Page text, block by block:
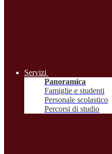
Servizi
Panoramica
Famiglie e studenti
Personale scolastico
Percorsi di studio